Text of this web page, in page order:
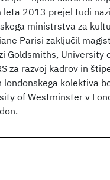
2013 prejel tudi
ministrstva za
Parisi zaključil
Goldsmiths, University
za razvoj kadrov in
londonskega kolektiva
of Westminster v